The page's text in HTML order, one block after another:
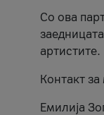
Со ова
артистите.
Контакт
Емилија